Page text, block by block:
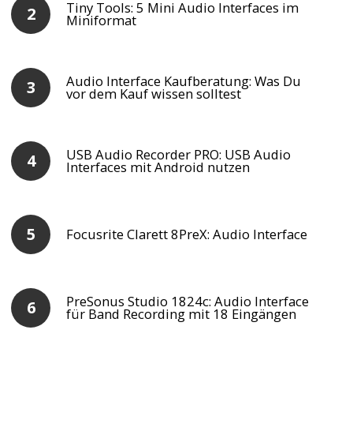
Tiny Tools: 5 Mini Audio Interfaces im
Miniformat
Audio Interface Kaufberatung: Was Du
vor dem Kauf wissen solltest
USB Audio Recorder PRO: USB Audio
Interfaces mit Android nutzen
Focusrite Clarett 8PreX: Audio Interface
PreSonus Studio 1824c: Audio Interface
für Band Recording mit 18 Eingängen